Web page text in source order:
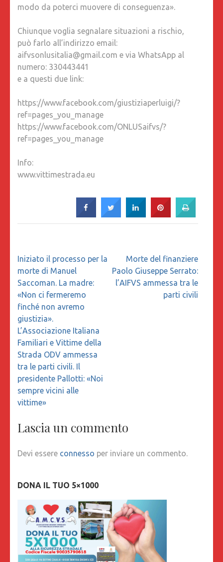
modo da poterci muovere di conseguenza».
Chiunque voglia segnalare situazioni a rischio,
può farlo all’indirizzo email:
aifvsonlusitalia@gmail.com e via WhatsApp al
numero: 330443441
e a questi due link:
https://www.facebook.com/giustiziaperluigi/?
ref=pages_you_manage
https://www.facebook.com/ONLUSaifvs/?
ref=pages_you_manage
Info:
www.vittimestrada.eu
Navigazione
articoli
Iniziato il processo per la
morte di Manuel
Saccoman. La madre:
«Non ci fermeremo
finché non avremo
giustizia».
L’Associazione Italiana
Familiari e Vittime della
Strada ODV ammessa
tra le parti civili. Il
presidente Pallotti: «Noi
sempre vicini alle
vittime»
Morte del finanziere
Paolo Giuseppe Serrato:
l’AIFVS ammessa tra le
parti civili
Lascia un commento
Devi essere connesso per inviare un commento.
DONA IL TUO 5×1000